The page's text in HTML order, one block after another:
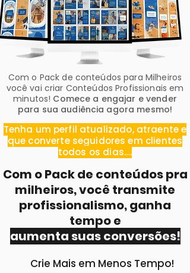
Com o Pack de conteúdos para Milheiros
você vai criar Conteúdos Profissionais em
minutos! Comece a engajar e vender
para sua audiência agora mesmo!
Tenha um perfil atualizado, atraente e
que converte seguidores em clientes
todos os dias….
Com o Pack de conteúdos pra
milheiros, você transmite
profissionalismo, ganha
tempo e
aumenta suas conversões!
Crie Mais em Menos Tempo!